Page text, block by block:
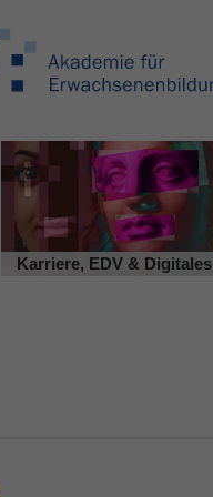
Karriere, EDV & Digitales